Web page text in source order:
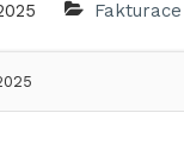
Fakturace